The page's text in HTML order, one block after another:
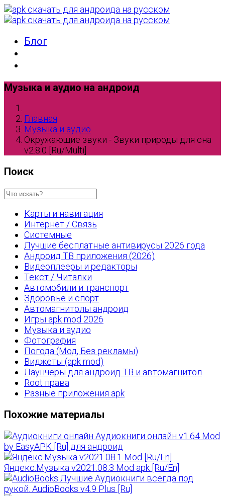
Блог
Музыка и аудио на андроид
Главная
Музыка и аудио
Окружающие звуки - Звуки природы для сна
v2.8.0 [Ru/Multi]
Поиск
Карты и навигация
Интернет / Связь
Системные
Лучшие бесплатные антивирусы 2026 года
Андроид ТВ приложения (2026)
Видеоплееры и редакторы
Текст / Читалки
Автомобили и транспорт
Здоровье и спорт
Автомагнитолы андроид
Игры apk mod 2026
Музыка и аудио
Фотография
Погода (Мод, Без рекламы)
Виджеты (apk mod)
Лаунчеры для андроид ТВ и автомагнитол
Root права
Разные приложения apk
Похожие материалы
Аудиокниги онлайн v1.64 Mod
by EasyAPK [Ru] для андроид
Яндекс.Музыка v2021.08.3 Mod apk [Ru/En]
Лучшие Аудиокниги всегда под
рукой. AudioBooks v4.9 Plus [Ru]